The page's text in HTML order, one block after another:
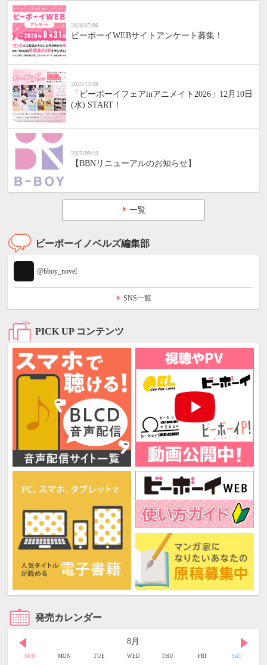
2026/07/06
ビーボーイWEBサイトアンケート募集！
2025/11/28
「ビーボーイフェアinアニメイト2026」12月10日
(水) START！
2025/09/19
【BBNリニューアルのお知らせ】
一覧
ビーボーイノベルズ編集部
@bboy_novel
SNS一覧
PICK UP コンテンツ
発売カレンダー
8月
SUN MON TUE WED THU FRI SAT